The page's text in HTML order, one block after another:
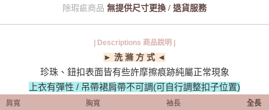
除瑕疵商品 無提供尺寸更換 / 退貨服務
| Descriptions 商品說明 |
► 洗 滌 方 式 ◄
珍珠、鈕扣表面皆有些許摩擦痕跡純屬正常現象
上衣有彈性 / 吊帶裙肩帶不可調(可自行調整扣子位置)
肩寬 胸寬 袖長 全長